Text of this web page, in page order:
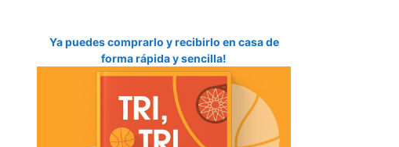
Ya puedes comprarlo y recibirlo en casa de
forma rápida y sencilla!